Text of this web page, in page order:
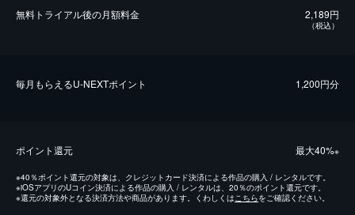
無料トライアル後の⽉額料金 2,189円
（税込）
毎⽉もらえるU-NEXTポイント 1,200円分
ポイント還元 最⼤40%※
※40％ポイント還元の対象は、クレジットカード決済による作品の購入 / レンタルです。
※iOSアプリのUコイン決済による作品の購入 / レンタルは、20％のポイント還元です。
※還元の対象外となる決済方法や商品があります。くわしくはこちらをご確認ください。